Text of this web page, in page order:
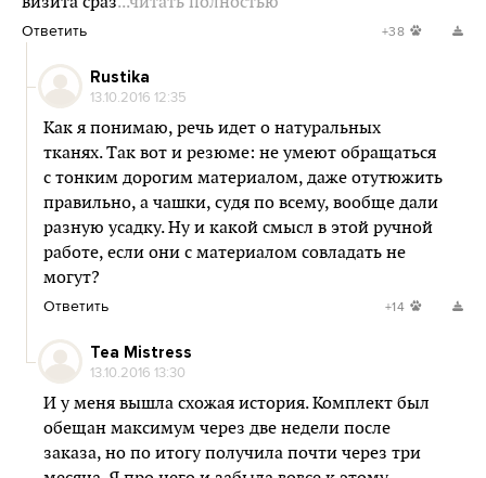
Ответить +38
Rustika
13.10.2016 12:35
Как я понимаю, речь идет о натуральных
тканях. Так вот и резюме: не умеют обращаться
с тонким дорогим материалом, даже отутюжить
правильно, а чашки, судя по всему, вообще дали
разную усадку. Ну и какой смысл в этой ручной
работе, если они с материалом совладать не
могут?
Ответить +14
Tea Mistress
13.10.2016 13:30
И у меня вышла схожая история. Комплект был
обещан максимум через две недели после
заказа, но по итогу получила почти через три